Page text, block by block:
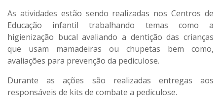
As atividades estão sendo realizadas nos Centros de
Educação infantil trabalhando temas como a
higienização bucal avaliando a dentição das crianças
que usam mamadeiras ou chupetas bem como,
avaliações para prevenção da pediculose.
Durante as ações são realizadas entregas aos
responsáveis de kits de combate a pediculose.